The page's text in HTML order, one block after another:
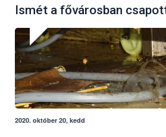
Ismét a fővárosban
2020. október 20, kedd